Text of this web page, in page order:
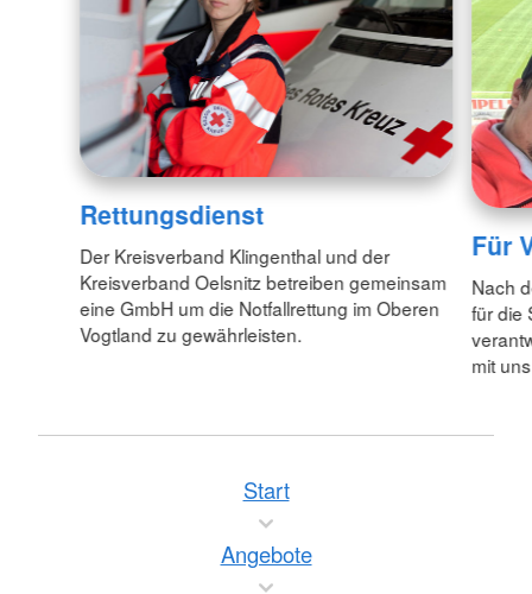
Rettungsdienst
Der Kreisverband Klingenthal und der
Kreisverband Oelsnitz betreiben gemeinsam
eine GmbH um die Notfallrettung im Oberen
Vogtland zu gewährleisten.
Für
Nach
für die
mit
Start
Angebote